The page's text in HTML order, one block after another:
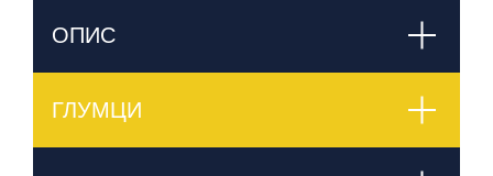
ОПИС
ГЛУМЦИ